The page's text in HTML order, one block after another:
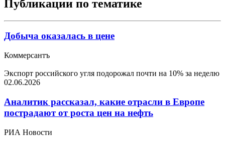
Публикации по тематике
Добыча оказалась в цене
Коммерсантъ
Экспорт российского угля подорожал почти на 10% за неделю
02.06.2026
Аналитик рассказал, какие отрасли в Европе
пострадают от роста цен на нефть
РИА Новости